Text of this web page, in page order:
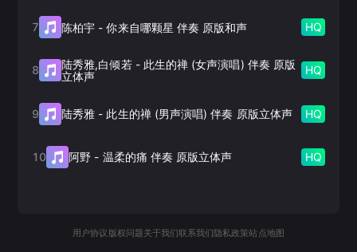
7 陈柏宇 -你来自哪颗星 伴奏 原版和声 HQ
8 陆秀雅,白倾若- 此生的禅 (女声演唱) 伴奏 原版
立体声
HQ
9 陆秀雅 - 此生的禅 (男声演唱) 伴奏 原版立体声 HQ
10 阿野 - 温柔的痛 伴奏 原版立体声 HQ
用户协议 版权问题关于我们联系我们 隐私政策站点地图